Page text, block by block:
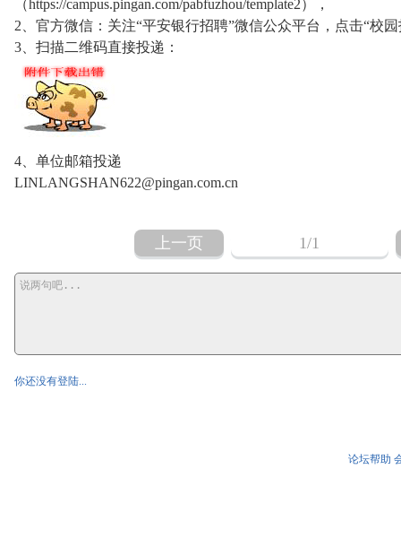
（https://campus.pingan.com/pabfuzhou/template2），
2、官方微信：关注“平安银行招聘”微信公众平台，点击“校
3、扫描二维码直接投递：
4、单位邮箱投递
LINLANGSHAN622@pingan.com.cn
上一页 1/1
你还没有登陆...
论坛帮助